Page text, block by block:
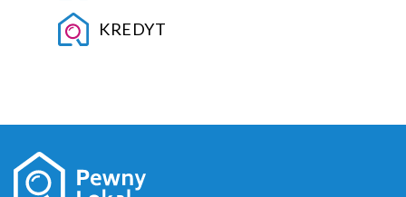
KREDYT